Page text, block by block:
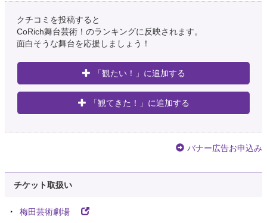
クチコミを投稿すると
CoRich舞台芸術！のランキングに反映されます。
面白そうな舞台を応援しましょう！
「観たい！」に追加する
「観てきた！」に追加する
バナー広告お申込み
チケット取扱い
梅田芸術劇場